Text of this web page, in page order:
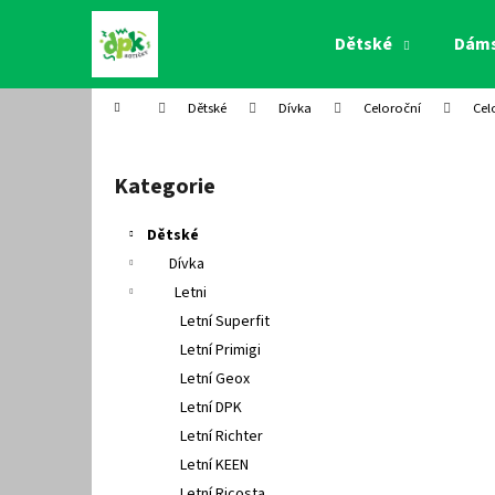
Dětské
Domů Dětské Dívka Celoroční
Přeskočit
kategorie
Kategorie
Dětské
Dívka
Letni
Letní Superfit
Letní Primigi
Letní Geox
Letní DPK
Letní Richter
Letní KEEN
í
Zpět
do
Zpět
do